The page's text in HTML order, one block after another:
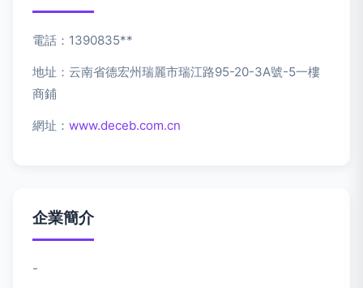
電話：1390835**
地址：云南省德宏州瑞麗市瑞江路95-20-3A號-5一樓
商鋪
網址： www.deceb.com.cn
企業簡介
-